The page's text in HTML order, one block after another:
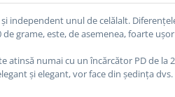
independent unul de celălalt.
de grame, este, de asemenea, foarte
atinsă numai cu un încărcător PD de la
și elegant, vor face din ședința